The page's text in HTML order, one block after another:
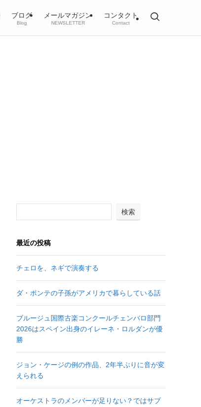
ブログ
Blog
メールマガジン
NEWSLETTER
コンタクト
Contact
検索
最近の投稿
チェロを、ネギで演奏する
ダ・ポンテの子孫がアメリカで暮らしている話
ブルージュ国際古楽コンクールチェンバロ部門
2026はスペイン出身のイレーネ・ロルダンが優
勝
ジョン・ケージの例の作品、2年半ぶりに音が変
えられる
オーケストラのメンバーが足りない？ではサブ